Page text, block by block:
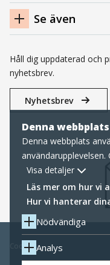
Denna
Denna webbplats
samtycker du till
hur vi hanterar
Visa detaljer
Läs mer om hur vi
Hur vi hanterar
Nödvändiga
Analys
Se även
Håll dig uppdaterad och
nyhetsbrev.
Nyhetsbrev
Cookies